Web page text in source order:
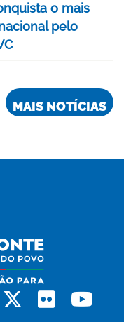
o mais
pelo
MAIS NOTÍCIAS
Whatsapp
X Flickr